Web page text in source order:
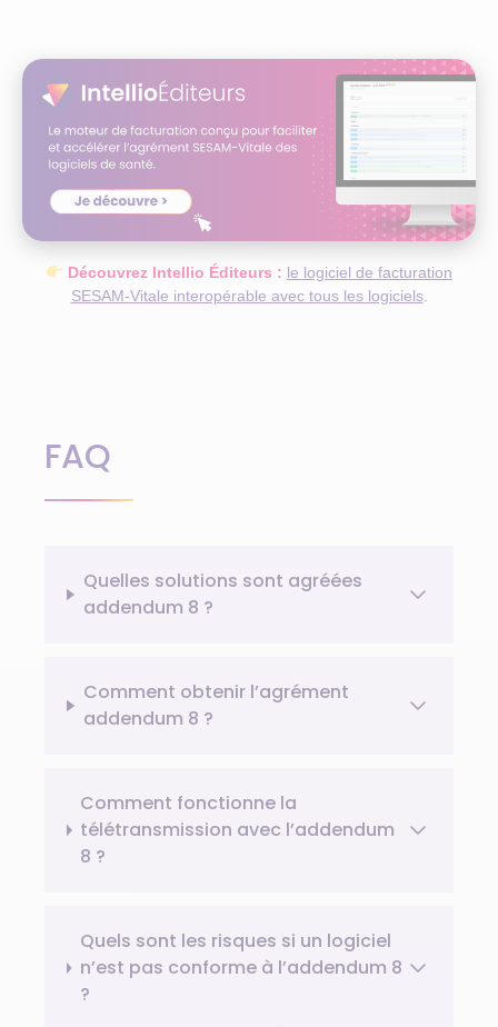
Découvrez Intellio Éditeurs : le logiciel de facturation
SESAM-Vitale interopérable avec tous les logiciels.
FAQ
Quelles solutions sont agréées
addendum 8 ?
Comment obtenir l’agrément
addendum 8 ?
Comment fonctionne la
télétransmission avec l’addendum
8 ?
Quels sont les risques si un logiciel
n’est pas conforme à l’addendum 8
?